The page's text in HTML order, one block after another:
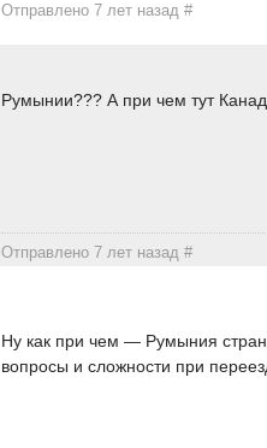
Отправлено 7 лет назад#
Румынии??? А при чем тут
Отправлено 7 лет назад#
Ну как при чем — Румыния
вопросы и сложности при